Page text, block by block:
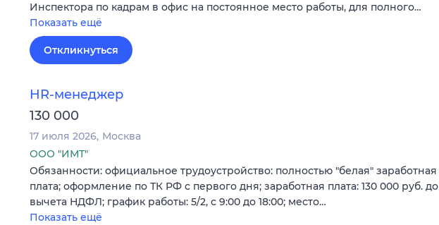
Инспектора по кадрам в офис на постоянное место работы, для полного…
Показать ещё
Откликнуться
HR-менеджер
130 000
17 июля 2026 Москва
ООО "ИМТ"
Обязанности: официальное трудоустройство: полностью "белая" заработная
плата; оформление по ТК РФ с первого дня; заработная плата: 130 000 руб. до
вычета НДФЛ; график работы: 5/2, с 9:00 до 18:00; место…
Показать ещё